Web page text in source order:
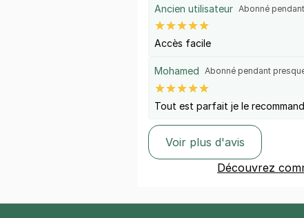
Ancien utilisateur Abonné
Accès facile
Mohamed Abonné pendant
Tout est parfait je le
Voir plus d'avis
Découvrez